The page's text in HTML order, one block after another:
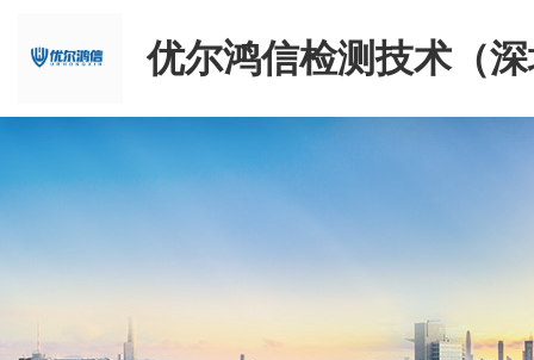
优尔鸿信检测技术（
限公司